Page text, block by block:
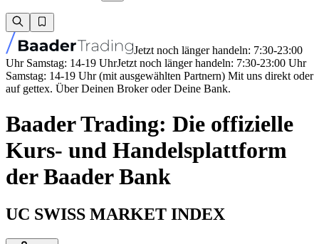
Jetzt noch länger handeln: 7:30-23:00
Uhr Samstag: 14-19 UhrJetzt noch länger handeln: 7:30-23:00 Uhr
Samstag: 14-19 Uhr (mit ausgewählten Partnern) Mit uns direkt oder
auf gettex. Über Deinen Broker oder Deine Bank.
Baader Trading: Die offizielle
Kurs- und Handelsplattform
der Baader Bank
UC SWISS MARKET INDEX